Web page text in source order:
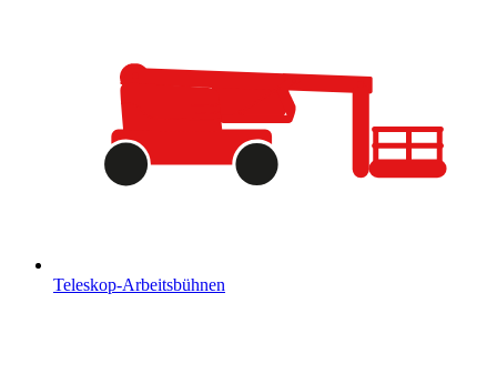
Teleskop-Arbeitsbühnen